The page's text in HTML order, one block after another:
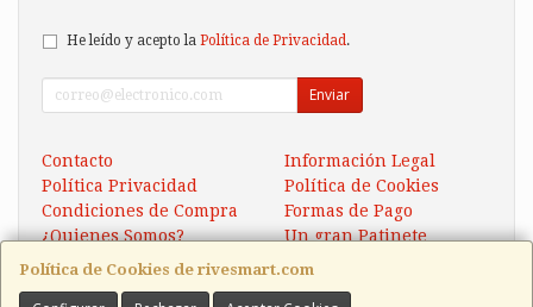
Política de Cookies de rivesmart.com
He leído y acepto la Política de Privacidad.
Enviar
Contacto
Información Legal
Política Privacidad
Política de Cookies
Condiciones de Compra
Formas de Pago
¿Quienes Somos?
Un gran Patinete